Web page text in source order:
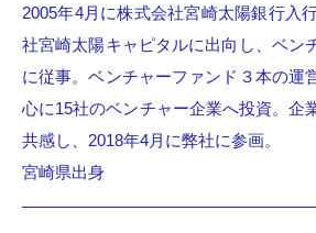
2005年4月に株式会社宮崎太陽銀行入
社宮崎太陽キャピタルに出向し、ベン
に従事。ベンチャーファンド３本の運
心に15社のベンチャー企業へ投資。企
共感し、2018年4月に弊社に参画。
宮崎県出身